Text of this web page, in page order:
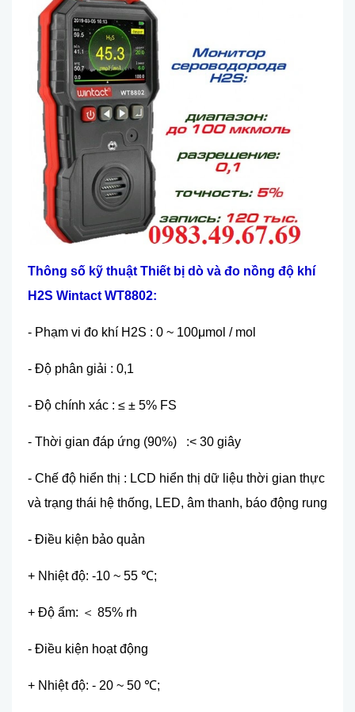
Thông số kỹ thuật Thiết bị dò và đo nồng độ khí
H2S Wintact WT8802:
- Phạm vi đo khí H2S : 0 ~ 100μmol / mol
- Độ phân giải : 0,1
- Độ chính xác : ≤ ± 5% FS
- Thời gian đáp ứng (90%) :< 30 giây
- Chế độ hiển thị : LCD hiển thị dữ liệu thời gian thực
và trạng thái hệ thống, LED, âm thanh, báo động rung
- Điều kiện bảo quản
+ Nhiệt độ: -10 ~ 55 ℃;
+ Độ ẩm: ＜ 85% rh
- Điều kiện hoạt động
+ Nhiệt độ: - 20 ~ 50 ℃;